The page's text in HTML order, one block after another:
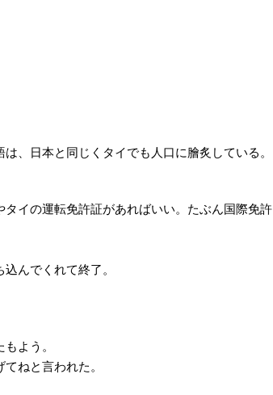
、日本と同じくタイでも人口に膾炙している。
イの運転免許証があればいい。たぶん国際免許
んでくれて終了。
よう。
ねと言われた。